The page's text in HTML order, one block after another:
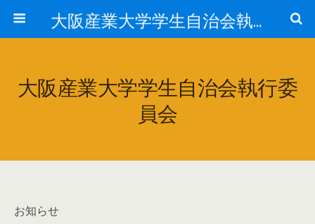
大阪産業大学学生自治会執行委員会
大阪産業大学学生自治会執行委
員会
お知らせ